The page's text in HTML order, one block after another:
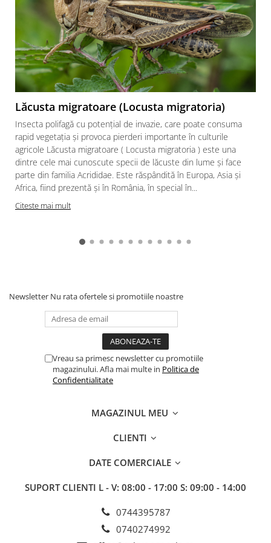
Fertilizanți foliari
Adjuvanți
Pachete tehnologice
Regulatori de creștere
GRÂU DE PRIMĂVARĂ
Tratament semințe
Erbicide
Fungicide
GRÂU DE TOAMNĂ
Tratament semințe
Erbicide
Fungicide
Insecticide
Insecticide
Fungicide
Adjuvanți
Biostimulatori
Fertilizanți foliari
OLEAGINOASE
Insecticide
OREZ
Insecticide
Fertilizanți foliari
ORZ
Tratament semințe
Fungicide
Insecticide
Fertilizanți foliari
Insecticide
Fertilizanți foliari
Lăcusta migratoare (Locusta migratoria)
Insecta polifagă cu potențial de invazie, care poate consuma
rapid vegetația și provoca pierderi importante în culturile
agricole Lăcusta migratoare ( Locusta migratoria ) este una
dintre cele mai cunoscute specii de lăcuste din lume și face
parte din familia Acrididae. Este răspândită în Europa, Asia și
Africa, fiind prezentă și în România, în special în...
Citeste mai mult
Newsletter Nu rata ofertele si promotiile noastre
Vreau sa primesc newsletter cu promotiile
magazinului. Afla mai multe in Politica de
Confidentialitate
MAGAZINUL MEU
CLIENTI
DATE COMERCIALE
SUPORT CLIENTI L - V: 08:00 - 17:00 S: 09:00 - 14:00
0744395787
0740274992